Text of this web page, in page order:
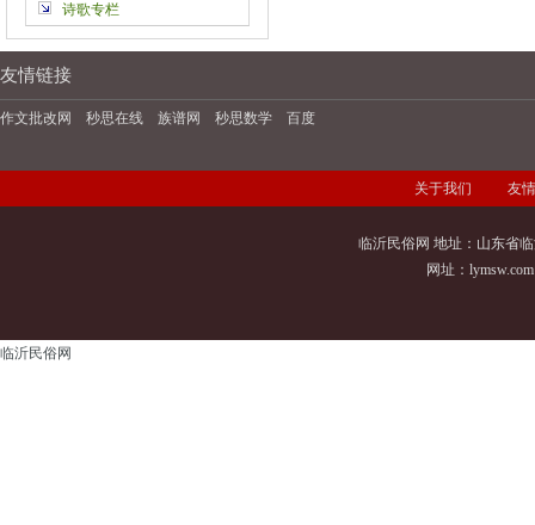
诗歌专栏
友情链接
作文批改网 秒思在线 族谱网 秒思数学 百度
关于我们 友
临沂民俗网 地址：山东省
网址： lymsw.com
临沂民俗网